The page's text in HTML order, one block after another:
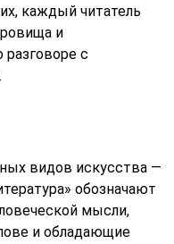
каждый читатель
и
с
видов искусства —
обозначают
мысли,
и обладающие